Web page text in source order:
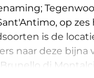
op
is de
naar deze
di